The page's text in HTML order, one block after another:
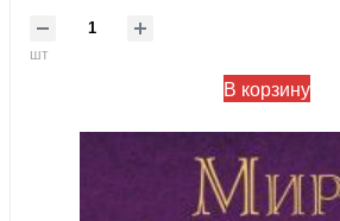
шт
В корзину